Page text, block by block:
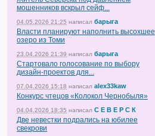
мошенников вскрыл сейф...
04.05.2026 21:25 написал барыга
Власти планируют наполнить высохшее
озеро из Томи
23.04.2026 21:39 написал барыга
Стартовало голосование по выбору
дизайн-проектов для...
07.04.2026 15:18 написал alex33kaw
Конкурс чтецов «Колокол Чернобыля»
04.04.2026 18:35 написал С Е В Е Р С К
Две невестки подрались на юбилее
свекрови